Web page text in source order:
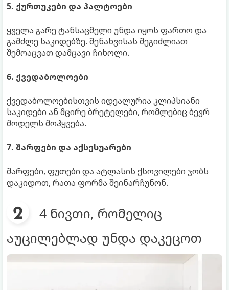
5. ქურთუკები და პალტოები
ყველა გარე ტანსაცმელი უნდა იყოს ფართო და
გამძლე საკიდებზე. შენახვისას შეგიძლიათ
შემოაცვათ დამცავი ჩიხოლი.
6. ქვედაბოლოები
ქვედაბოლოებისთვის იდეალურია კლიპსიანი
საკიდები ან მცირე ბრეტელები, რომლებიც ბევრ
მოდელს მოჰყვება.
7. შარფები და აქსესუარები
შარფები, ფუთები და ატლასის ქსოვილები ჯობს
დაკიდოთ, რათა ფორმა შეინარჩუნონ.
4 ნივთი, რომელიც
აუცილებლად უნდა დაკეცოთ